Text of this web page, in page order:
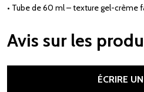
• Tube de 60 ml – texture gel-crème
Avis sur les
ÉCRIRE